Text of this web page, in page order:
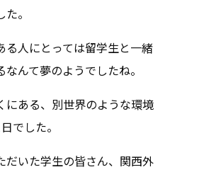
。
る人にとっては留学生と一緒
んて夢のようでしたね。
にある、別世界のような環境
でした。
だいた学生の皆さん、関西外